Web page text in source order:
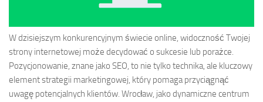
W dzisiejszym konkurencyjnym świecie online, widoczność Twojej
strony internetowej może decydować o sukcesie lub porażce.
Pozycjonowanie, znane jako SEO, to nie tylko technika, ale kluczowy
element strategii marketingowej, który pomaga przyciągnąć
uwagę potencjalnych klientów. Wrocław, jako dynamiczne centrum